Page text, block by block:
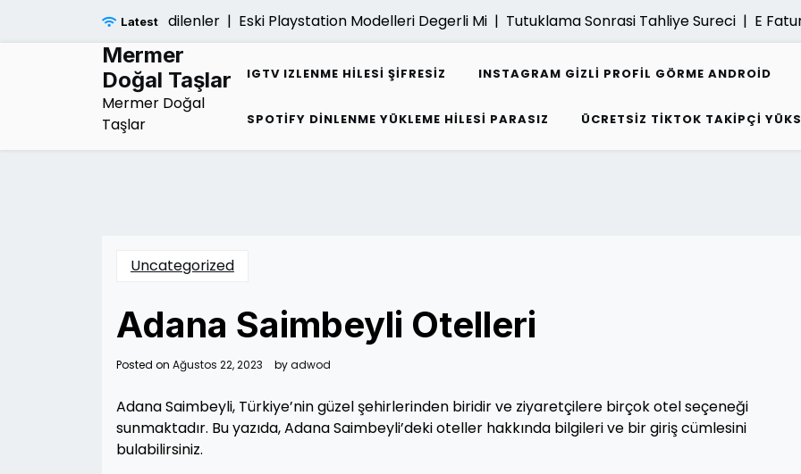
Latest
Hakkinda Merak Edilenler |Eski Playstation Modelleri Degerli Mi |Tutuklama Sonrasi Tahliye Sureci |E Fatura
Mermer
Doğal Taşlar
Mermer Doğal
Taşlar
IGTV IZLENME HILESI ŞIFRESIZ INSTAGRAM GIZLI PROFIL GÖRME ANDROID
SPOTIFY DINLENME YÜKLEME HILESI PARASIZ ÜCRETSIZ TIKTOK TAKIPÇI
Uncategorized
Adana Saimbeyli Otelleri
Posted on Ağustos 22, 2023 byadwod
Adana Saimbeyli, Türkiye’nin güzel şehirlerinden biridir ve ziyaretçilere birçok otel seçeneği
sunmaktadır. Bu yazıda, Adana Saimbeyli’deki oteller hakkında bilgileri ve bir giriş cümlesini
bulabilirsiniz.